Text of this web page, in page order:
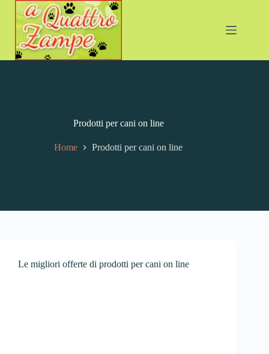
Prodotti per cani on line
Home Prodotti per cani on line
Le migliori offerte di prodotti per cani on line